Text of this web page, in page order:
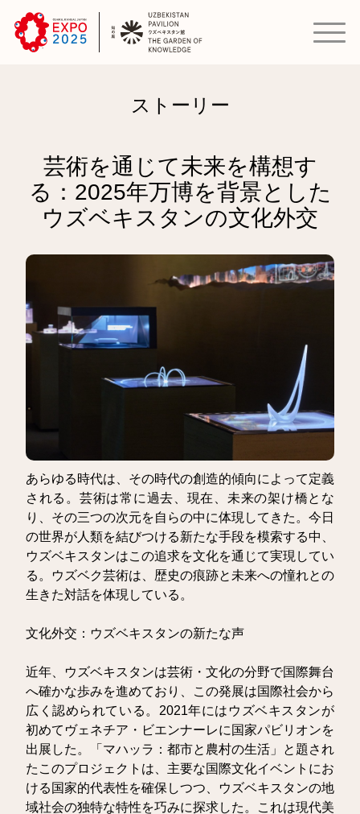
ストーリー
芸術を通じて未来を構想す
る：2025年万博を背景とした
ウズベキスタンの文化外交
あらゆる時代は、その時代の創造的傾向によって定義
される。芸術は常に過去、現在、未来の架け橋とな
り、その三つの次元を自らの中に体現してきた。今日
の世界が人類を結びつける新たな手段を模索する中、
ウズベキスタンはこの追求を文化を通じて実現してい
る。ウズベク芸術は、歴史の痕跡と未来への憧れとの
生きた対話を体現している。
文化外交：ウズベキスタンの新たな声
近年、ウズベキスタンは芸術・文化の分野で国際舞台
へ確かな歩みを進めており、この発展は国際社会から
広く認められている。2021年にはウズベキスタンが
初めてヴェネチア・ビエンナーレに国家パビリオンを
出展した。「マハッラ：都市と農村の生活」と題され
たこのプロジェクトは、主要な国際文化イベントにお
ける国家的代表性を確保しつつ、ウズベキスタンの地
域社会の独特な特性を巧みに探求した。これは現代美